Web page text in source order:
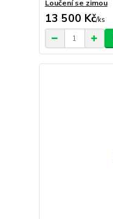
Loučení se zimou
13 500 Kč/ks